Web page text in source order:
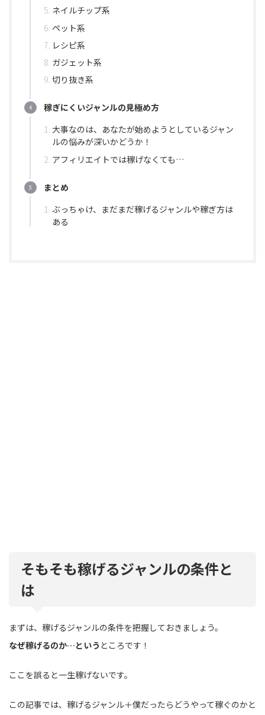
ネイルチップ系
ペット系
レシピ系
ガジェット系
切り抜き系
稼ぎにくいジャンルの見極め方
大事なのは、あなたが始めようとしているジャン
ルの悩みが深いかどうか！
アフィリエイトでは稼げなくても…
まとめ
ぶっちゃけ、まだまだ稼げるジャンルや稼ぎ方は
ある
そもそも稼げるジャンルの条件と
は
まずは、稼げるジャンルの条件を把握しておきましょう。
なぜ稼げるのか…という ところです！
ここを誤ると一生稼げないです。
この記事では、稼げるジャンル＋僕だったらどうやって稼ぐのかと